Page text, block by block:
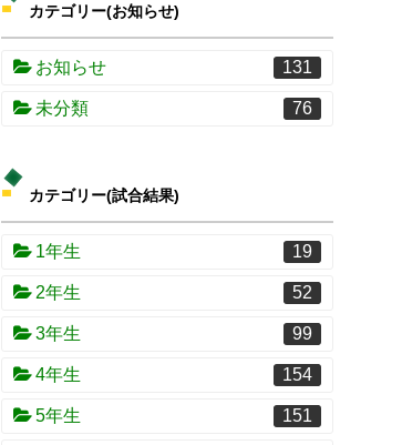
カテゴリー(お知らせ)
お知らせ 131
未分類 76
カテゴリー(試合結果)
1年生 19
2年生 52
3年生 99
4年生 154
5年生 151